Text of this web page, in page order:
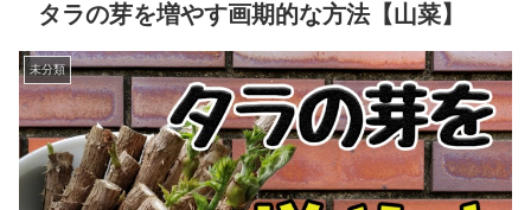
タラの芽を増やす画期的な方法【山菜】
未分類